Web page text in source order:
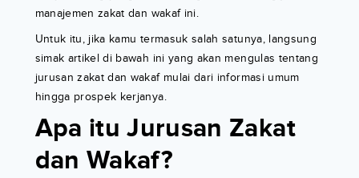
manajemen zakat dan wakaf ini.
Untuk itu, jika kamu termasuk salah satunya, langsung
simak artikel di bawah ini yang akan mengulas tentang
jurusan zakat dan wakaf mulai dari informasi umum
hingga prospek kerjanya.
Apa itu Jurusan Zakat
dan Wakaf?